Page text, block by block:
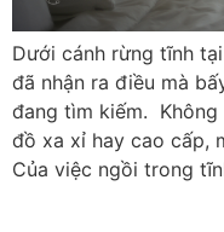
Dưới cánh rừng tĩnh
đã nhận ra điều mà
đang tìm kiếm. Không
đồ xa xỉ hay cao cấp,
Của việc ngồi trong